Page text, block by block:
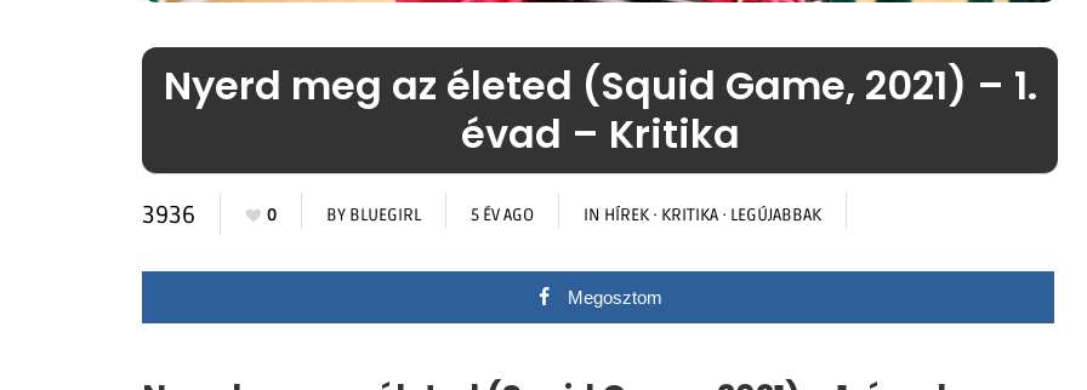
Nyerd meg az életed (Squid Game, 2021) – 1.
évad – Kritika
3936 0 BY BLUEGIRL 5 ÉV AGO IN HÍREK · KRITIKA · LEGÚJABBAK
Megosztom